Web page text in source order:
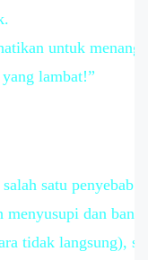
untuk
lambat!”
satu penyebab
dan
tidak langsung),